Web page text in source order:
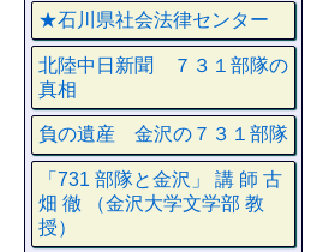
★石川県社会法律センター
北陸中日新聞 ７３１部隊の
真相
負の遺産 金沢の７３１部隊
「731 部隊と金沢」 講 師 古
畑 徹 （金沢大学文学部 教
授）